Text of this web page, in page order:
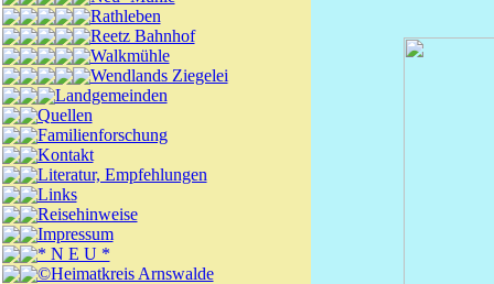
Rathleben
Reetz Bahnhof
Walkmühle
Wendlands Ziegelei
Landgemeinden
Quellen
Familienforschung
Kontakt
Literatur, Empfehlungen
Links
Reisehinweise
Impressum
* N E U *
©Heimatkreis Arnswalde